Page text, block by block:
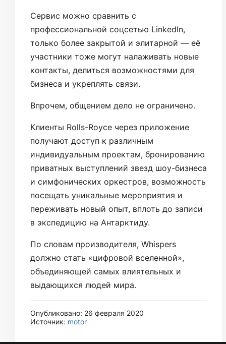
Сервис можно сравнить с
профессиональной соцсетью LinkedIn,
только более закрытой и элитарной — её
участники тоже могут налаживать новые
контакты, делиться возможностями для
бизнеса и укреплять связи.
Впрочем, общением дело не ограничено.
Клиенты Rolls-Royce через приложение
получают доступ к различным
индивидуальным проектам, бронированию
приватных выступлений звезд шоу-бизнеса
и симфонических оркестров, возможность
посещать уникальные мероприятия и
переживать новый опыт, вплоть до записи
в экспедицию на Антарктиду.
По словам производителя, Whispers
должно стать «цифровой вселенной»,
объединяющей самых влиятельных и
выдающихся людей мира.
Опубликовано: 26 февраля 2020
Источник: motor